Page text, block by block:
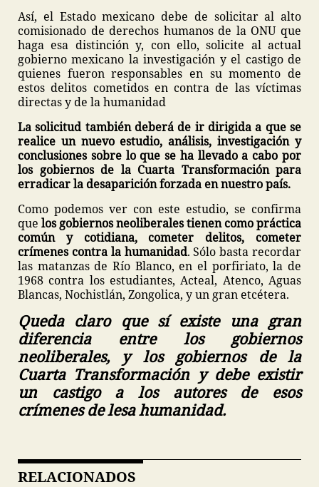
Así, el Estado mexicano debe de solicitar al alto
comisionado de derechos humanos de la ONU que
haga esa distinción y, con ello, solicite al actual
gobierno mexicano la investigación y el castigo de
quienes fueron responsables en su momento de
estos delitos cometidos en contra de las víctimas
directas y de la humanidad
La solicitud también deberá de ir dirigida a que se
realice un nuevo estudio, análisis, investigación y
conclusiones sobre lo que se ha llevado a cabo por
los gobiernos de la Cuarta Transformación para
erradicar la desaparición forzada en nuestro país.
Como podemos ver con este estudio, se confirma
que los gobiernos neoliberales tienen como práctica
común y cotidiana, cometer delitos, cometer
crímenes contra la humanidad. Sólo basta recordar
las matanzas de Río Blanco, en el porfiriato, la de
1968 contra los estudiantes, Acteal, Atenco, Aguas
Blancas, Nochistlán, Zongolica, y un gran etcétera.
Queda claro que sí existe una gran
diferencia entre los gobiernos
neoliberales, y los gobiernos de la
Cuarta Transformación y debe existir
un castigo a los autores de esos
crímenes de lesa humanidad.
RELACIONADOS